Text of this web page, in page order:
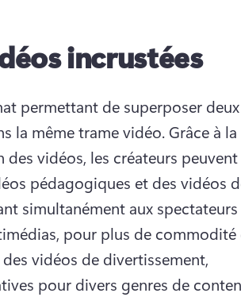
incrustées
permettant de superposer deux
la même trame vidéo. Grâce à la
vidéos, les créateurs peuvent
pédagogiques et des vidéos
simultanément aux
pour plus de commodité
vidéos de divertissement,
pour divers genres de